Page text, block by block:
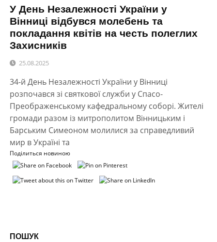
ПОШУК
У День Незалежності України у
Вінниці відбувся молебень та
покладання квітів на честь полеглих
Захисників
25.08.2025
34-й День Незалежності України у Вінниці
розпочався зі святкової служби у Спасо-
Преображенському кафедральному соборі. Жителі
громади разом із митрополитом Вінницьким і
Барським Симеоном молилися за справедливий
мир в Україні та
Поділиться новиною